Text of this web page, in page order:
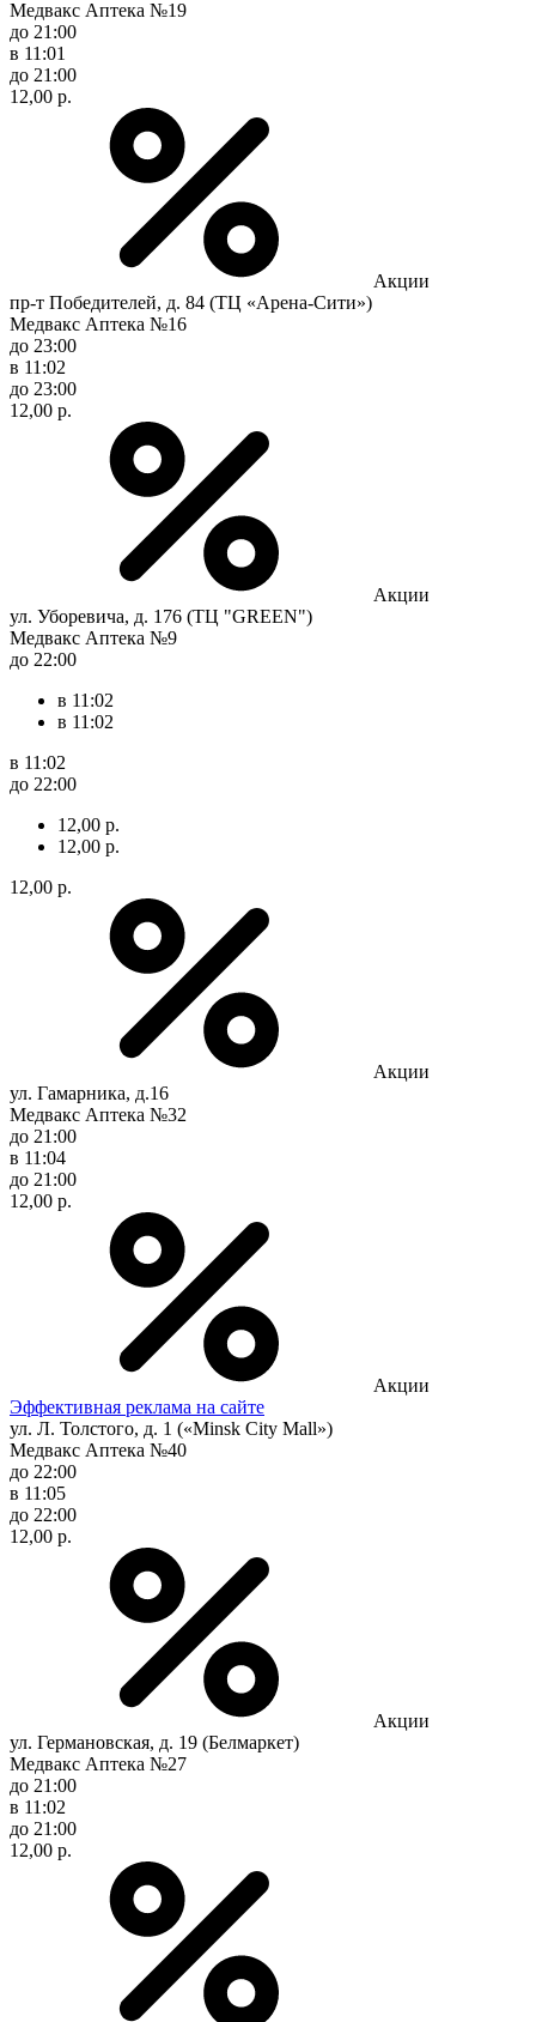
Медвакс Аптека №19
до 21:00
в 11:01
до 21:00
12,00 р.
Акции
пр-т Победителей, д. 84 (ТЦ «Арена-Сити»)
Медвакс Аптека №16
до 23:00
в 11:02
до 23:00
12,00 р.
Акции
ул. Уборевича, д. 176 (ТЦ "GREEN")
Медвакс Аптека №9
до 22:00
в 11:02
в 11:02
в 11:02
до 22:00
12,00 р.
12,00 р.
12,00 р.
Акции
ул. Гамарника, д.16
Медвакс Аптека №32
до 21:00
в 11:04
до 21:00
12,00 р.
Акции
Эффективная реклама на сайте
ул. Л. Толстого, д. 1 («Minsk City Mall»)
Медвакс Аптека №40
до 22:00
в 11:05
до 22:00
12,00 р.
Акции
ул. Германовская, д. 19 (Белмаркет)
Медвакс Аптека №27
до 21:00
в 11:02
до 21:00
12,00 р.